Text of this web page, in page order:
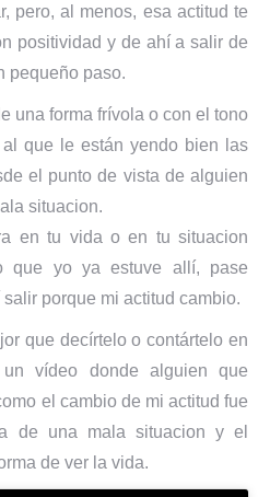
pero, al menos, esa actitud te
positividad y de ahí a salir de
pequeño paso.
una forma frívola o con el tono
que le están yendo bien las
el punto de vista de alguien
situacion.
en tu vida o en tu situacion
que yo ya estuve allí, pase
porque mi actitud cambio.
que decírtelo o contártelo en
vídeo donde alguien que
el cambio de mi actitud fue
de una mala situacion y el
de ver la vida.